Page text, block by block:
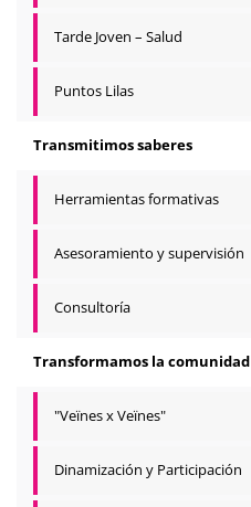
Tarde Joven – Salud
Puntos Lilas
Transmitimos saberes
Herramientas formativas
Asesoramiento y supervisión
Consultoría
Transformamos la comunidad
"Veïnes x Veïnes"
Dinamización y Participación